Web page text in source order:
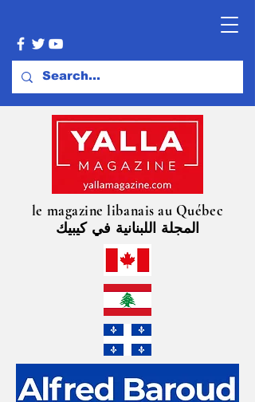
le magazine libanais au Québec
المجلة اللبنانية في كيبيك